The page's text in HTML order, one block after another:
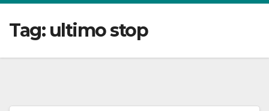
Tag: ultimo stop